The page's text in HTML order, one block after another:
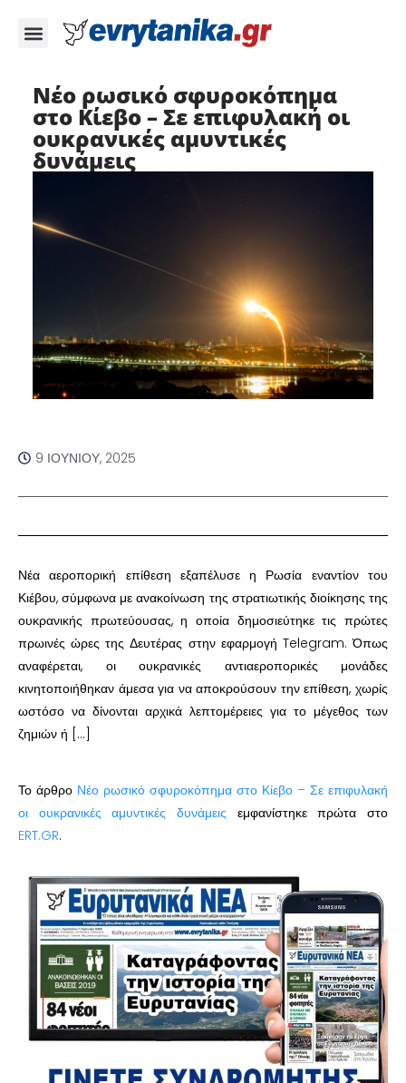
Νέο ρωσικό σφυροκόπημα
στο Κίεβο – Σε επιφυλακή οι
ουκρανικές αμυντικές
δυνάμεις
9 ΙΟΥΝΊΟΥ, 2025
Νέα αεροπορική επίθεση εξαπέλυσε η Ρωσία εναντίον του
Κιέβου, σύμφωνα με ανακοίνωση της στρατιωτικής διοίκησης της
ουκρανικής πρωτεύουσας, η οποία δημοσιεύτηκε τις πρώτες
πρωινές ώρες της Δευτέρας στην εφαρμογή Telegram. Όπως
αναφέρεται, οι ουκρανικές αντιαεροπορικές μονάδες
κινητοποιήθηκαν άμεσα για να αποκρούσουν την επίθεση, χωρίς
ωστόσο να δίνονται αρχικά λεπτομέρειες για το μέγεθος των
ζημιών ή […]
Το άρθρο Νέο ρωσικό σφυροκόπημα στο Κίεβο – Σε επιφυλακή
οι ουκρανικές αμυντικές δυνάμεις εμφανίστηκε πρώτα στο
ERT.GR.